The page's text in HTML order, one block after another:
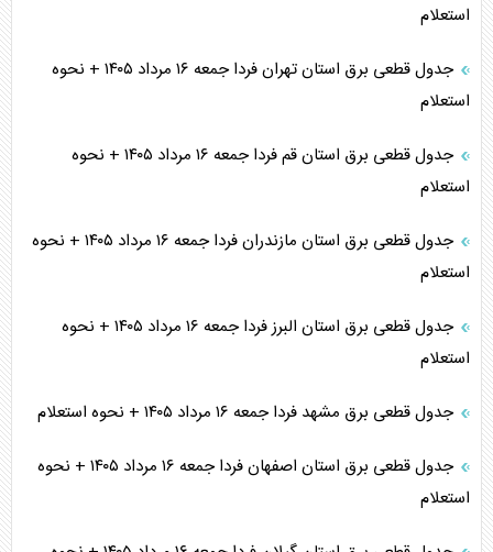
استعلام
جدول قطعی برق استان تهران فردا جمعه ۱۶ مرداد ۱۴۰۵ + نحوه
استعلام
جدول قطعی برق استان قم فردا جمعه ۱۶ مرداد ۱۴۰۵ + نحوه
استعلام
جدول قطعی برق استان مازندران فردا جمعه ۱۶ مرداد ۱۴۰۵ + نحوه
استعلام
جدول قطعی برق استان البرز فردا جمعه ۱۶ مرداد ۱۴۰۵ + نحوه
استعلام
جدول قطعی برق مشهد فردا جمعه ۱۶ مرداد ۱۴۰۵ + نحوه استعلام
جدول قطعی برق استان اصفهان فردا جمعه ۱۶ مرداد ۱۴۰۵ + نحوه
استعلام